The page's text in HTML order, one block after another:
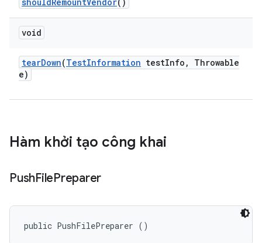
void
tearDown(TestInformation testInfo ,
Throwable
e)
Hàm khởi tạo công khai
PushFilePreparer
public PushFilePreparer ()